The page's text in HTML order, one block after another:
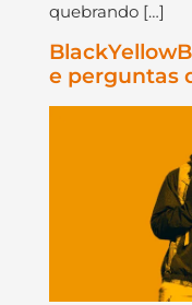
quebrando […]
e perguntas